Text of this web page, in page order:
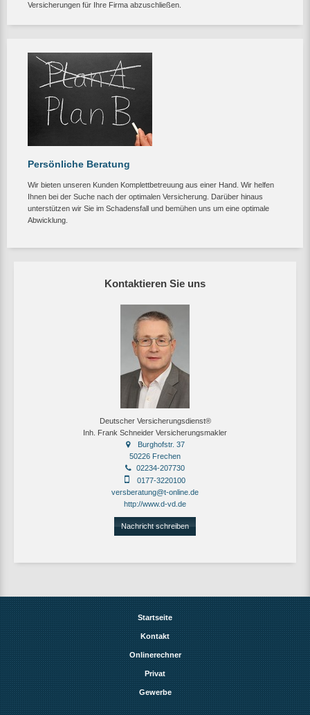
Kontaktieren Sie uns
Deutscher Versicherungsdienst®
Inh. Frank Schneider Versicherungsmakler
Burghofstr. 37
50226 Frechen
02234-207730
0177-3220100
versberatung@t-online.de
http://www.d-vd.de
Nachricht schreiben
Versicherungen für Ihre Firma abzuschließen.
Persönliche Beratung
Wir bieten unseren Kunden Komplettbetreuung aus einer Hand. Wir helfen
Ihnen bei der Suche nach der optimalen Versicherung. Darüber hinaus
unterstützen wir Sie im Schadensfall und bemühen uns um eine optimale
Abwicklung.
Startseite
Kontakt
Onlinerechner
Privat
Gewerbe